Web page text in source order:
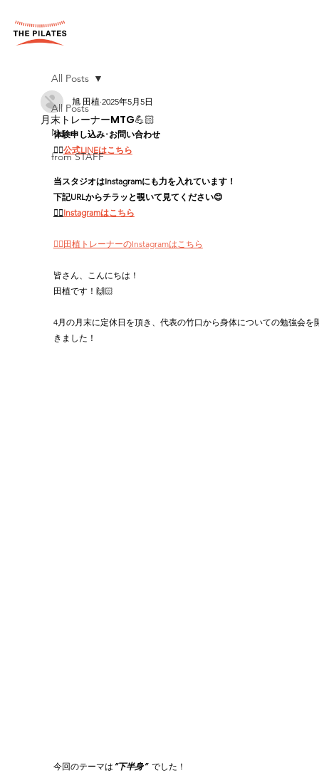
All Posts
News
from STAFF
All Posts
月末トレーナーMTG💪🏻
旭 田植 2025年5月5日
体験申し込み･お問い合わせ
👉🏻公式LINEはこちら
当スタジオはInstagramにも力を入れています！
下記URLからチラッと覗いて見てください😊
👉🏻Instagramはこちら
👉🏻田植トレーナーのInstagramはこちら
皆さん、こんにちは！
田植です！🙌🏻
4月の月末に定休日を頂き、代表の竹口から身体についての勉強会を
きました！
今回のテーマは ”下半身”
  でした！